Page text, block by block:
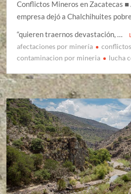
Conflictos Mineros en Zacatecas ■
empresa dejó a Chalchihuites
“quieren traernos devastación, …
afectaciones por minería
contaminacion por mineria
lucha